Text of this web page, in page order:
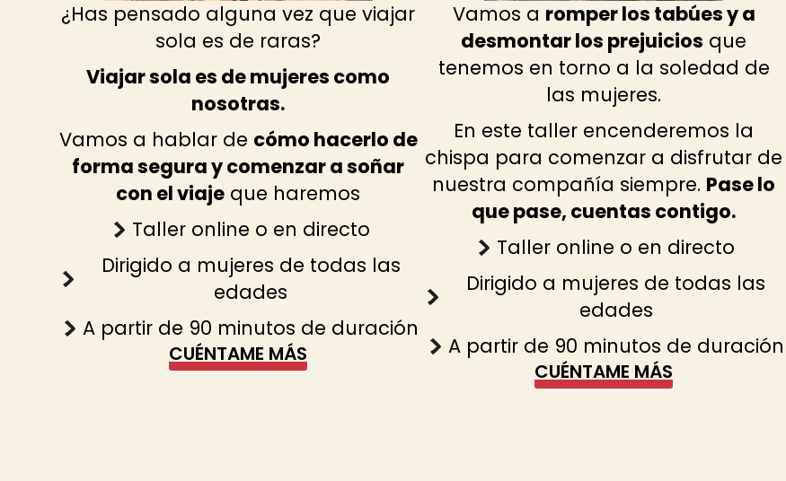
¿Has pensado alguna vez que viajar
sola es de raras?
Viajar sola es de mujeres como
nosotras.
Vamos a hablar de cómo hacerlo de
forma segura y comenzar a soñar
con el viaje que haremos
Taller online o en directo
Dirigido a mujeres de todas las
edades
A partir de 90 minutos de duración
CUÉNTAME MÁS
Vamos a romper los tabúes y a
desmontar los prejuicios que
tenemos en torno a la soledad de
las mujeres.
En este taller encenderemos la
chispa para comenzar a disfrutar de
nuestra compañía siempre. Pase lo
que pase, cuentas contigo.
Taller online o en directo
Dirigido a mujeres de todas las
edades
A partir de 90 minutos de duración
CUÉNTAME MÁS